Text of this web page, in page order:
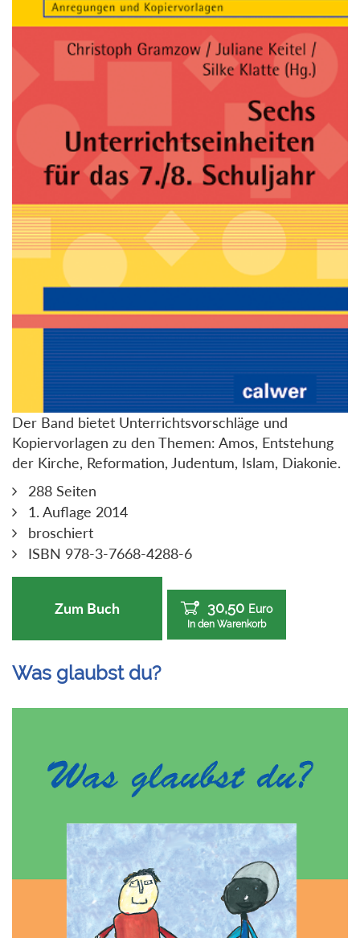
Der Band bietet Unterrichtsvorschläge und
Kopiervorlagen zu den Themen: Amos, Entstehung
der Kirche, Reformation, Judentum, Islam, Diakonie.
288 Seiten
1. Auflage 2014
broschiert
ISBN 978-3-7668-4288-6
Zum Buch 30,50 Euro
In den Warenkorb
Was glaubst du?